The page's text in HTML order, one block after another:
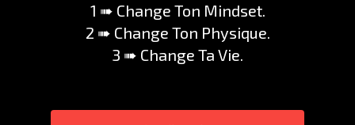
1 ➠ Change Ton Mindset.
2 ➠ Change Ton Physique.
3 ➠ Change Ta Vie.